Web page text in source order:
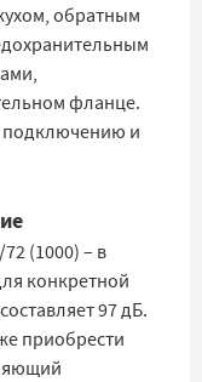
обратным
фланце.
подключению и
(1000) – в
конкретной
97 дБ.
приобрести